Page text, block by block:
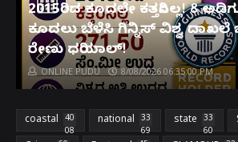
2015ರಿಂದ ಕೂದಲೇ ಕತ್ತರಿಸಿಲ್ಲ! 8
ಕೂದಲು ಬೆಳೆಸಿ ಗಿನ್ನಿಸ್ ವಿಶ್ವ
ರೇಣು ಧರಿಯಾಲ್!
ONLINE PUDU 8/08/2026 06:35:00 PM
coastal
40
08
national
33
69
state
33
60